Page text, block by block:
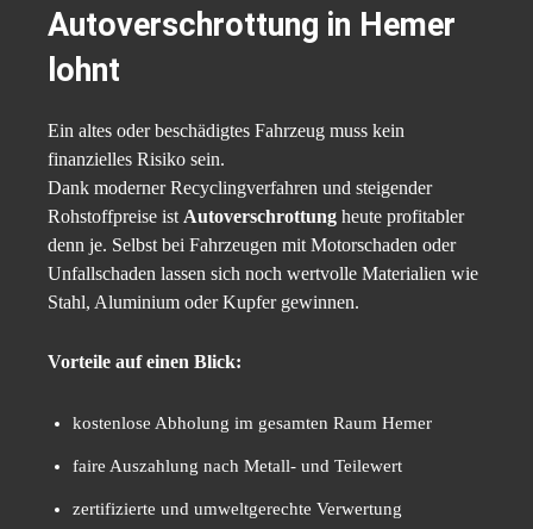
Autoverschrottung in Hemer
lohnt
Ein altes oder beschädigtes Fahrzeug muss kein
finanzielles Risiko sein.
Dank moderner Recyclingverfahren und steigender
Rohstoffpreise ist Autoverschrottung heute profitabler
denn je. Selbst bei Fahrzeugen mit Motorschaden oder
Unfallschaden lassen sich noch wertvolle Materialien wie
Stahl, Aluminium oder Kupfer gewinnen.
Vorteile auf einen Blick:
kostenlose Abholung im gesamten Raum Hemer
faire Auszahlung nach Metall- und Teilewert
zertifizierte und umweltgerechte Verwertung